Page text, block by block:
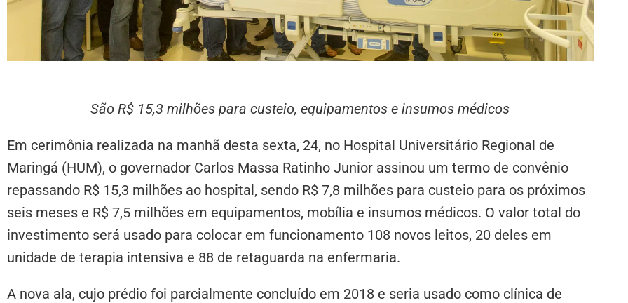
São R$ 15,3 milhões para custeio, equipamentos e insumos médicos
Em cerimônia realizada na manhã desta sexta, 24, no Hospital Universitário Regional de
Maringá (HUM), o governador Carlos Massa Ratinho Junior assinou um termo de convênio
repassando R$ 15,3 milhões ao hospital, sendo R$ 7,8 milhões para custeio para os próximos
seis meses e R$ 7,5 milhões em equipamentos, mobília e insumos médicos. O valor total do
investimento será usado para colocar em funcionamento 108 novos leitos, 20 deles em
unidade de terapia intensiva e 88 de retaguarda na enfermaria.
A nova ala, cujo prédio foi parcialmente concluído em 2018 e seria usado como clínica de